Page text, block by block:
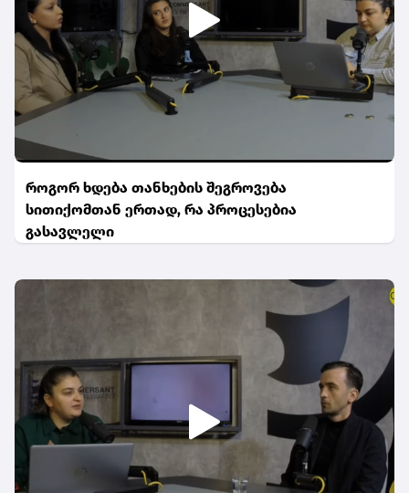
როგორ ხდება თანხების შეგროვება
სითიქომთან ერთად, რა პროცესებია
გასავლელი